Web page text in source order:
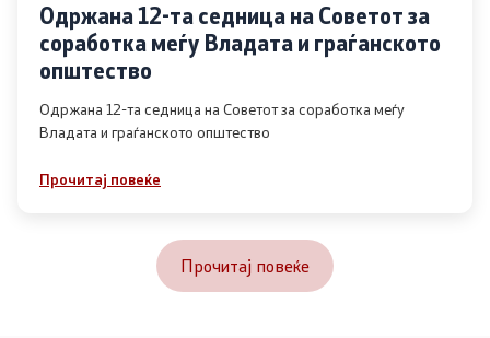
Одржана 12-та седница на Советот за
соработка меѓу Владата и граѓанското
општество
Одржана 12-та седница на Советот за соработка меѓу
Владата и граѓанското општество
Прочитај повеќе
Прочитај повеќе